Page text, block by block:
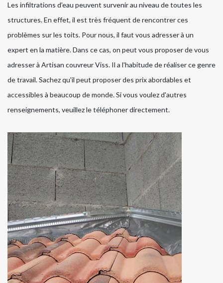
Les infiltrations d'eau peuvent survenir au niveau de toutes les
structures. En effet, il est très fréquent de rencontrer ces
problèmes sur les toits. Pour nous, il faut vous adresser à un
expert en la matière. Dans ce cas, on peut vous proposer de vous
adresser à Artisan couvreur Viss. Il a l'habitude de réaliser ce genre
de travail. Sachez qu'il peut proposer des prix abordables et
accessibles à beaucoup de monde. Si vous voulez d'autres
renseignements, veuillez le téléphoner directement.